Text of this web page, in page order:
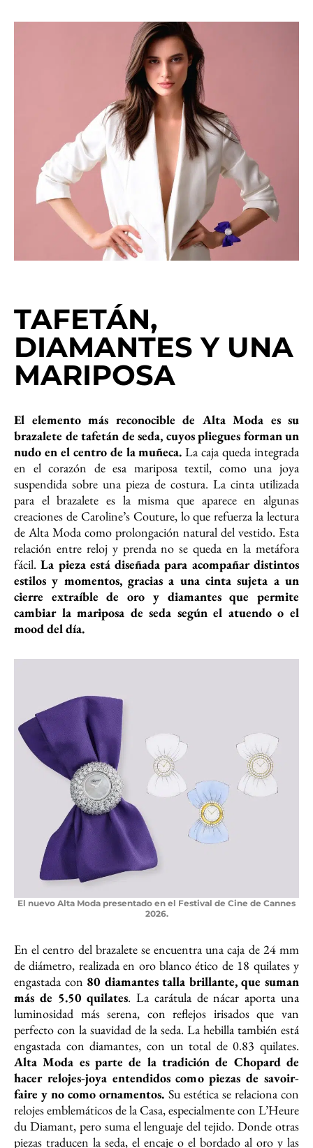
TAFETÁN,
DIAMANTES Y UNA
MARIPOSA
El elemento más reconocible de Alta Moda es su
brazalete de tafetán de seda, cuyos pliegues forman un
nudo en el centro de la muñeca.La caja queda integrada
en el corazón de esa mariposa textil, como una joya
suspendida sobre una pieza de costura. La cinta utilizada
para el brazalete es la misma que aparece en algunas
creaciones de Caroline’s Couture, lo que refuerza la lectura
de Alta Moda como prolongación natural del vestido. Esta
relación entre reloj y prenda no se queda en la metáfora
fácil.La pieza está diseñada para acompañar distintos
estilos y momentos, gracias a una cinta sujeta a un
cierre extraíble de oro y diamantes que permite
cambiar la mariposa de seda según el atuendo o el
mood del día.
El nuevo Alta Moda presentado en el Festival de Cine de Cannes
2026.
En el centro del brazalete se encuentra una caja de 24 mm
de diámetro, realizada en oro blanco ético de 18 quilates y
engastada con 80 diamantes talla brillante, que suman
más de 5.50 quilates. La carátula de nácar aporta una
luminosidad más serena, con reflejos irisados que van
perfecto con la suavidad de la seda. La hebilla también está
engastada con diamantes, con un total de 0.83 quilates.
Alta Moda es parte de la tradición de Chopard de
hacer relojes-joya entendidos como piezas de savoir-
faire y no como ornamentos. Su estética se relaciona con
relojes emblemáticos de la Casa, especialmente con L’Heure
du Diamant, pero suma el lenguaje del tejido. Donde otras
piezas traducen la seda, el encaje o el bordado al oro y las